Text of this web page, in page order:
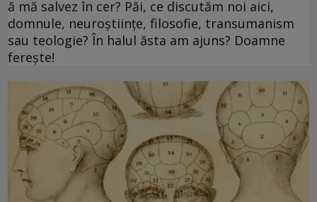
ă mă salvez în cer? Păi, ce discutăm noi aici,
domnule, neuroștiințe, filosofie, transumanism
sau teologie? În halul ăsta am ajuns? Doamne
ferește!